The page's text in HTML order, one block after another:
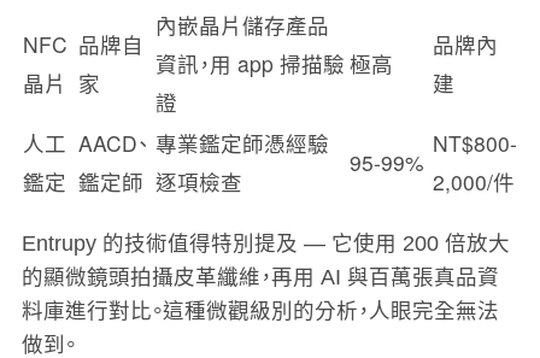
NFC
晶片
品牌自
家
內嵌晶片儲存產品
資訊，用 app 掃描驗
證
極高
品牌內
建
人工
鑑定
AACD、
鑑定師
專業鑑定師憑經驗
逐項檢查
95-99%
NT$800-
2,000/件
Entrupy 的技術值得特別提及 — 它使用 200 倍放大
的顯微鏡頭拍攝皮革纖維，再用 AI 與百萬張真品資
料庫進行對比。這種微觀級別的分析，人眼完全無法
做到。